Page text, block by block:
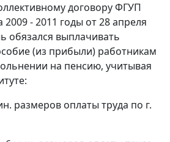
договору ФГУП
2009 - 2011 годы от 28 апреля
обязался выплачивать
(из прибыли) работникам
на пенсию, учитывая
размеров оплаты труда по г.